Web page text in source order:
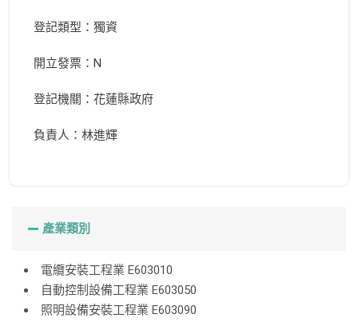
登記類型：獨資
開立發票：N
登記機關：花蓮縣政府
負責人：林進輝
產業類別
電纜安裝工程業 E603010
自動控制設備工程業 E603050
照明設備安裝工程業 E603090